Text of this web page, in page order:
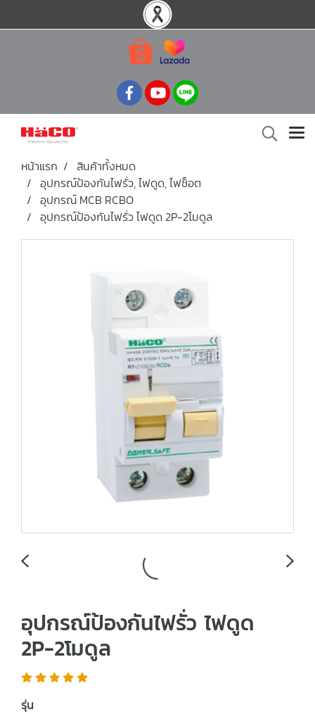
หน้าแรก
สินค้าทั้งหมด
อุปกรณ์ป้องกันไฟรั่ว, ไฟดูด, ไฟช็อต
อุปกรณ์ MCB RCBO
อุปกรณ์ป้องกันไฟรั่ว ไฟดูด 2P-2โมดูล
อุปกรณ์ป้องกันไฟรั่ว ไฟดูด
2P-2โมดูล
รุ่น